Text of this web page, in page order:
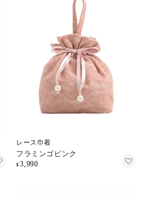
レース巾着
フラミンゴピンク
¥ 3,990